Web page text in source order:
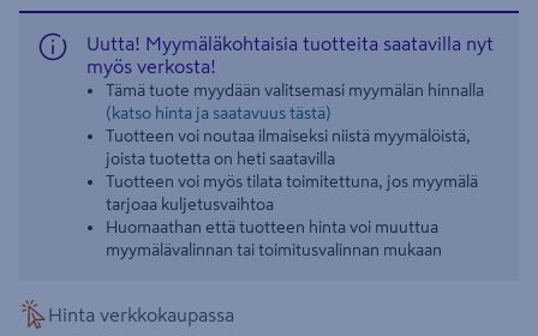
Uutta! Myymäläkohtaisia tuotteita saatavilla nyt
myös verkosta!
Tämä tuote myydään valitsemasi myymälän hinnalla
(katso hinta ja saatavuus tästä)
Tuotteen voi noutaa ilmaiseksi niistä myymälöistä,
joista tuotetta on heti saatavilla
Tuotteen voi myös tilata toimitettuna, jos myymälä
tarjoaa kuljetusvaihtoa
Huomaathan että tuotteen hinta voi muuttua
myymälävalinnan tai toimitusvalinnan mukaan
Hinta verkkokaupassa